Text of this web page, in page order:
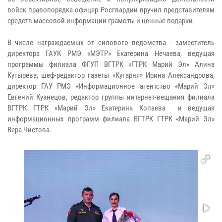
войск правопорядка офицер Росгвардии вручил представителям
средств массовой информации грамоты и ценные подарки.
В числе награждаемых от силового ведомства - заместитель
директора ГАУК РМЭ «МЭТР» Екатерина Нечаева, ведущая
программы филиала ФГУП ВГТРК «ГТРК Марий Эл» Алина
Кутырева, шеф-редактор газеты «Кугарня» Ирина Александрова,
директор ГАУ РМЭ «Информационное агентство «Марий Эл»
Евгений Кузнецов, редактор группы интернет-вещания филиала
ВГТРК ГТРК «Марий Эл» Екатерина Копаева и ведущая
информационных программ филиала ВГТРК ГТРК «Марий Эл»
Вера Чистова.